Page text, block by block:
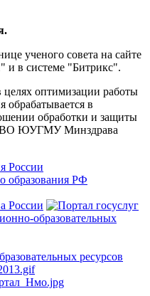
ученого совета на сайте
и в системе "Битрикс".
оптимизации работы
обрабатывается в
обработки и защиты
ВО ЮУГМУ Минздрава